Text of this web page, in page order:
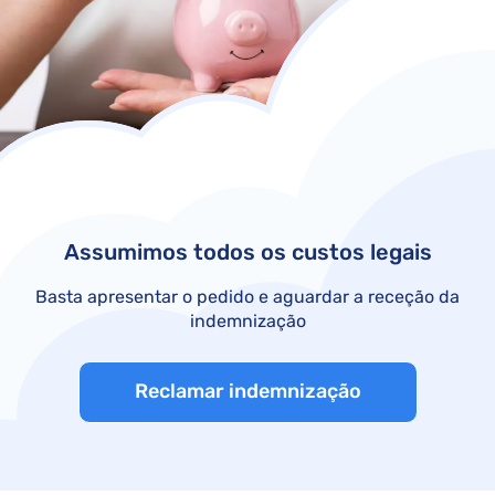
Assumimos todos os custos legais
Basta apresentar o pedido e aguardar a receção da
indemnização
Reclamar indemnização